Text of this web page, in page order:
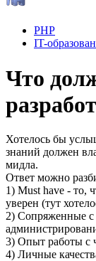
PHP
IT-
Что
Хотелось бы
знаний должен
мидла.
Ответ можно
1) Must have - то,
уверен (тут
2) Сопряженные с
3) Опыт работы с
4) Личные